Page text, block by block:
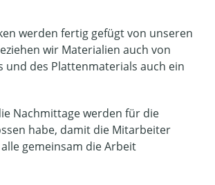
werden fertig gefügt von unseren
wir Materialien auch von
des Plattenmaterials auch ein
Nachmittage werden für die
habe, damit die Mitarbeiter
gemeinsam die Arbeit